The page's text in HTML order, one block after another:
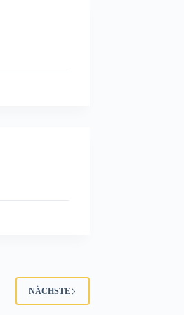
NÄCHSTE